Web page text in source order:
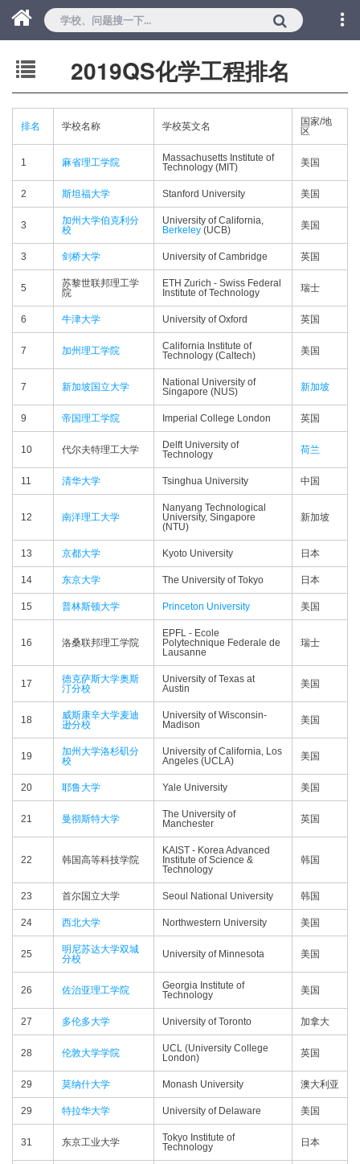
2019QS化学工程排名
排名 学校名称 学校英文名
国家/地
区
1 麻省理工学院
Massachusetts Institute of
Technology (MIT)
美国
2 斯坦福大学 Stanford University 美国
3
加州大学伯克利分
校
University of California,
Berkeley (UCB) 美国
3 剑桥大学 University of Cambridge 英国
5
苏黎世联邦理工学
院
ETH Zurich - Swiss Federal
Institute of Technology
瑞士
6 牛津大学 University of Oxford 英国
7 加州理工学院
California Institute of
Technology (Caltech)
美国
7 新加坡国立大学
National University of
Singapore (NUS)
新加坡
9 帝国理工学院 Imperial College London 英国
10 代尔夫特理工大学
Delft University of
Technology
荷兰
11 清华大学 Tsinghua University 中国
12 南洋理工大学
Nanyang Technological
University, Singapore
(NTU)
新加坡
13 京都大学 Kyoto University 日本
14 东京大学 The University of Tokyo 日本
15 普林斯顿大学 Princeton University 美国
16 洛桑联邦理工学院
EPFL - Ecole
Polytechnique Federale de
Lausanne
瑞士
17
德克萨斯大学奥斯
汀分校
University of Texas at
Austin
美国
18
威斯康辛大学麦迪
逊分校
University of Wisconsin-
Madison
美国
19
加州大学洛杉矶分
校
University of California, Los
Angeles (UCLA)
美国
20 耶鲁大学 Yale University 美国
21 曼彻斯特大学
The University of
Manchester
英国
22 韩国高等科技学院
KAIST - Korea Advanced
Institute of Science &
Technology
韩国
23 首尔国立大学 Seoul National University 韩国
24 西北大学 Northwestern University 美国
25
明尼苏达大学双城
分校
University of Minnesota 美国
26 佐治亚理工学院
Georgia Institute of
Technology
美国
27 多伦多大学 University of Toronto 加拿大
28 伦敦大学学院
UCL (University College
London)
英国
29 莫纳什大学 Monash University 澳大利亚
29 特拉华大学 University of Delaware 美国
31 东京工业大学
Tokyo Institute of
Technology
日本